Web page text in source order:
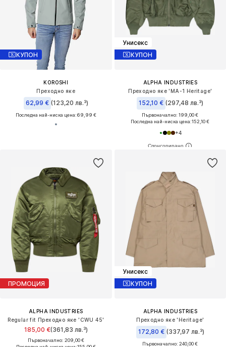
КУПОН
KOROSHI
Преходно яке
62,99 € (123,20 лв.³)
Последна най-ниска цена:69,99 €
Унисекс
КУПОН
ALPHA INDUSTRIES
Преходно яке 'MA-1 Heritage'
152,10 € (297,48 лв.³)
Първоначално: 199,00 €
Последна най-ниска цена:152,10 €
+4
ПРОМОЦИЯ
ALPHA INDUSTRIES
Regular fit Преходно яке 'CWU 45'
185,00 €(361,83 лв.³)
Първоначално: 209,00 €
Унисекс
КУПОН
ALPHA INDUSTRIES
Преходно яке 'Heritage'
172,80 € (337,97 лв.³)
Първоначално: 240,00 €